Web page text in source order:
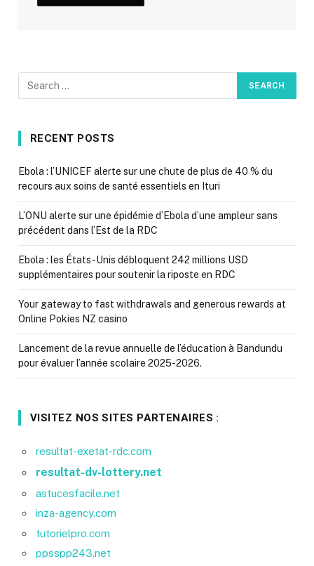
RECENT POSTS
Ebola : l’UNICEF alerte sur une chute de plus de 40 % du
recours aux soins de santé essentiels en Ituri
L’ONU alerte sur une épidémie d’Ebola d’une ampleur sans
précédent dans l’Est de la RDC
Ebola : les États-Unis débloquent 242 millions USD
supplémentaires pour soutenir la riposte en RDC
Your gateway to fast withdrawals and generous rewards at
Online Pokies NZ casino
Lancement de la revue annuelle de l’éducation à Bandundu
pour évaluer l’année scolaire 2025-2026.
VISITEZ NOS SITES PARTENAIRES :
resultat-exetat-rdc.com
resultat-dv-lottery.net
astucesfacile.net
inza-agency.com
tutorielpro.com
ppsspp243.net